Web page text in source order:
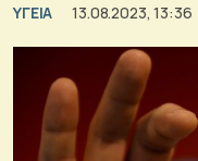
ΥΓΕΙΑ 13.08.2023, 13:36